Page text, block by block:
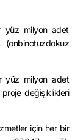
yüz milyon adet
(onbinotuzdokuz
yüz milyon adet
değişiklikleri
için her bir